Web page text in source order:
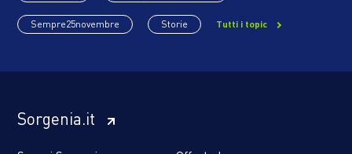
Sempre25novembre Storie Tutti i topic
Sorgenia.it